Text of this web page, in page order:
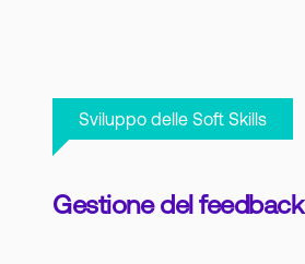
Sviluppo delle Soft Skills
Gestione del feedback